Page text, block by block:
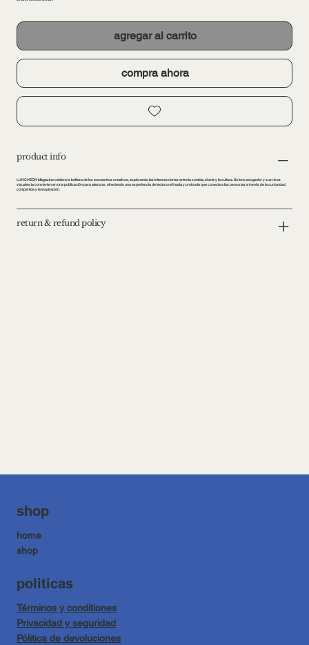
agregar al carrito
compra ahora
product info
LUNCHEON Magazine celebra la belleza de los encuentros creativos, explorando las intersecciones entre la comida, el arte y la cultura. Su tono acogedor y sus ricos
visuales la convierten en una publicación para atesorar, ofreciendo una experiencia de lectura refinada y profunda que conecta a las personas a través de la curiosidad
compartida y la inspiración.
return & refund policy
shop
home
shop
politicas
Términos y conditiones
Privacidad y seguridad
Pólitica de devoluciones